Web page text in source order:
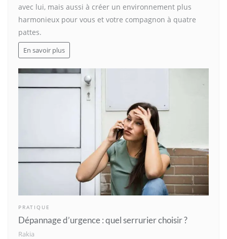
avec lui, mais aussi à créer un environnement plus
harmonieux pour vous et votre compagnon à quatre
pattes.
En savoir plus
PRATIQUE
Dépannage d’urgence : quel serrurier choisir ?
Rakia